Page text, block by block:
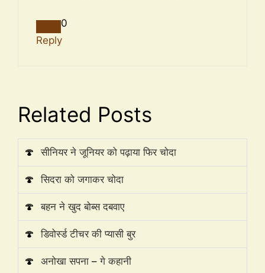
0
Reply
Related Posts
🍄 सीनियर ने जूनियर को पढ़ाया फिर चोदा
🍄 सिदरा को जगाकर चोदा
🍄 बहन ने खुद बोब्स दबवाए
🍄 डिवोर्स्ड टीचर की प्यासी बुर
🍄 अनोखा सपना – गे कहानी